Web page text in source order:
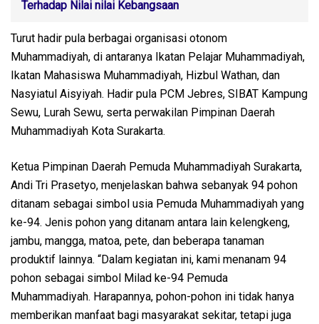
Terhadap Nilai nilai Kebangsaan
Turut hadir pula berbagai organisasi otonom
Muhammadiyah, di antaranya Ikatan Pelajar Muhammadiyah,
Ikatan Mahasiswa Muhammadiyah, Hizbul Wathan, dan
Nasyiatul Aisyiyah. Hadir pula PCM Jebres, SIBAT Kampung
Sewu, Lurah Sewu, serta perwakilan Pimpinan Daerah
Muhammadiyah Kota Surakarta.
Ketua Pimpinan Daerah Pemuda Muhammadiyah Surakarta,
Andi Tri Prasetyo, menjelaskan bahwa sebanyak 94 pohon
ditanam sebagai simbol usia Pemuda Muhammadiyah yang
ke-94. Jenis pohon yang ditanam antara lain kelengkeng,
jambu, mangga, matoa, pete, dan beberapa tanaman
produktif lainnya. “Dalam kegiatan ini, kami menanam 94
pohon sebagai simbol Milad ke-94 Pemuda
Muhammadiyah. Harapannya, pohon-pohon ini tidak hanya
memberikan manfaat bagi masyarakat sekitar, tetapi juga